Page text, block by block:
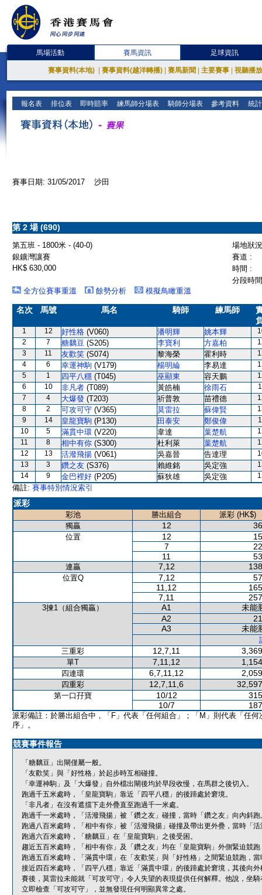
馬場活動 賽馬資訊 足球資訊
賽事資料(本地) 賽事資料(越洋轉播) 賽馬新聞 主要賽事 視聽播
報名表 排位表 即時賠率 練馬師分場表 騎師分場表 參考資料 統
賽事日期: 31/05/2017 沙田
第 2 場 (690)
第五班 - 1800米 - (40-0)
場地狀
銀鑛灣讓賽
賽道 :
HK$ 630,000
時間 :
分段時
全方位賽事重溫
餘勢分析 模擬鳥瞰重溫
名次 馬號 馬名 騎師 練馬師
1 12 好性格 (V060) 潘明輝 姚本輝
2
7 糖黐豆 (S205) 李寶利 方嘉柏
3
11 友歡笑 (S074) 黎海榮 霍利時
4
6 幸運神駒 (V179) 楊明綸 李易達
5
1 四平八穩 (T045) 巫顯東 容天鵬
6
10 非凡者 (T089) 黃皓楠 徐雨石
7
4 大爆發 (T203) 祈普敦 苗禮德
8
2 可攻可守 (V365) 莫雷拉 蘇偉賢
9
14 皇龍寶駒 (P130) 田泰安 鄭俊偉
10
5 滿貫中環 (V220) 韋達 葉楚航
11
8 相中有你 (S300) 杜利萊 葉楚航
12
13 活潑飛揚 (V061) 吳嘉晉 告達理
13
3 鑽之友 (S376) 賴維銘 吳定強
14
9 金巴裡好 (P205) 蘇狄雄 吳定強
備註: 賽事特別情況索引
派彩
彩池 勝出組合
派彩 (HK$)
獨贏
12
位置 12
7
11
連贏 7,12
位置Q 7,12
11,12
7,11
3揀1（組合獨贏） A1
未能
A2
A3
未能
三重彩
12,7,11
單T 7,11,12
四連環 6,7,11,12
四重彩 12,7,11,6
第一口孖寶 10/12
10/7
派彩備註：於勝出組合中，「F」代表「任何組合」；「M」則代表「任何
序」。
競賽事件報告
「糖黐豆」出閘僅屬一般。
「友歡笑」與「好性格」於起步時互相碰撞。
「幸運神駒」及「大爆發」自外檔出閘後均於早段收慢，在馬群之後切入。
跑過千五米處時，「皇龍寶駒」靠近「四平八穩」的後蹄處於窘境。
「非凡者」在沒有遮擋下走外疊直至跑過千一米處。
跑過千一米處時，「活潑飛揚」被「鑽之友」碰撞，當時「鑽之友」向內斜跑
跑過八百米處時，「相中有你」被「活潑飛揚」碰撞及帶出更外疊，當時「
跑過六百米處時，「糖黐豆」在「皇龍寶駒」之後受困。
趨近五百米處時，「相中有你」及「鑽之友」均在「皇龍寶駒」外側緊迫競
跑過五百米處時，「滿貫中環」在「友歡笑」與「好性格」之間緊迫競跑，
接近四百米處時，「四平八穩」靠近「滿貫中環」的後蹄處於窘境，其後向
賽後，莫雷拉未能就「可攻可守」令人失望的表現提供任何解釋。他說，坐
立即檢查「可攻可守」，並無發現任何明顯異常之處。